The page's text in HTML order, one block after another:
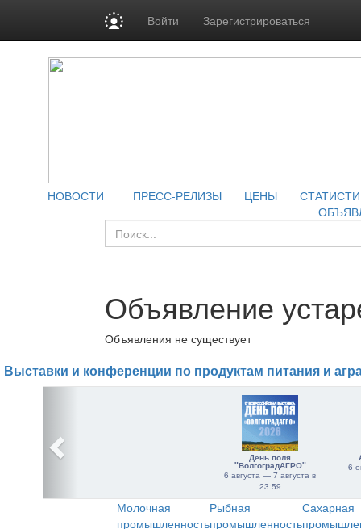
Войти Зарегистрироваться
НОВОСТИ ПРЕСС-РЕЛИЗЫ ЦЕНЫ
Объявление
Объявления не существует
Выставки и конференции по продуктам питания и
День поля
"ВолгоградАГРО"
6 августа — 7 августа в
23:59
6
Молочная
промышленность
Рыбная
промышленность
Сахарная